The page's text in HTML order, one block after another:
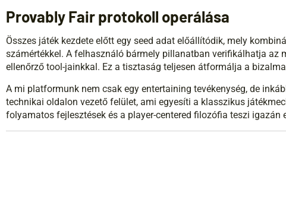
Provably Fair protokoll operálása
Összes játék kezdete előtt egy seed adat előállítódik, mely
számértékkel. A felhasználó bármely pillanatban verifikálhatja az
ellenőrző tool-jainkkal. Ez a tisztaság teljesen átformálja a
A mi platformunk nem csak egy entertaining tevékenység, de
technikai oldalon vezető felület, ami egyesíti a klasszikus
folyamatos fejlesztések és a player-centered filozófia teszi igazán